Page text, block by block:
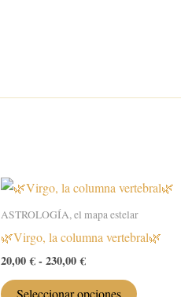
ASTROLOGÍA, el mapa estelar
🌿Virgo, la columna vertebral🌿
20,00€- 230,00€Rango
precios:
Seleccionar opciones